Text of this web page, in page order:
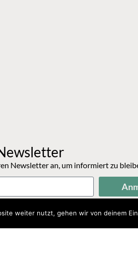
Newsletter an, um informiert zu
weiter nutzt, gehen wir von deinem